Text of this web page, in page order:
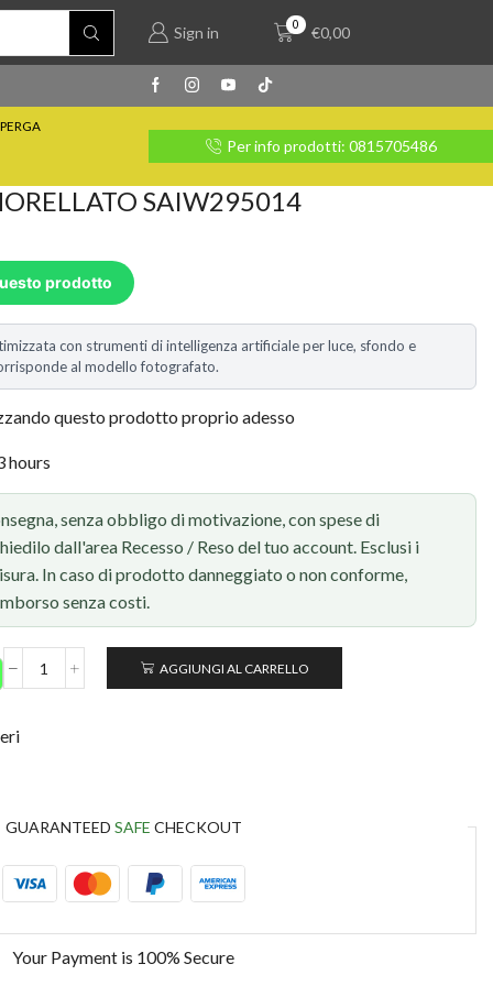
Sign in 0 €0,00
Per info prodotti: 0815705486
SAIW295014
prodotto
con strumenti di intelligenza artificiale per luce, sfondo e
al modello fotografato.
questo prodotto proprio adesso
hours
senza obbligo di motivazione, con spese di
dall'area Recesso / Reso del tuo account. Esclusi i
In caso di prodotto danneggiato o non conforme,
senza costi.
AGGIUNGI AL CARRELLO
GUARANTEED SAFE CHECKOUT
Your Payment is 100% Secure